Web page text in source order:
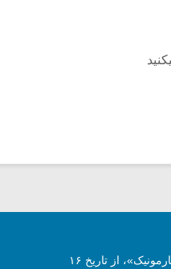
مجله آنلاین موسیقی «گفتگوی هارمونیک»، از تاریخ ۱۶